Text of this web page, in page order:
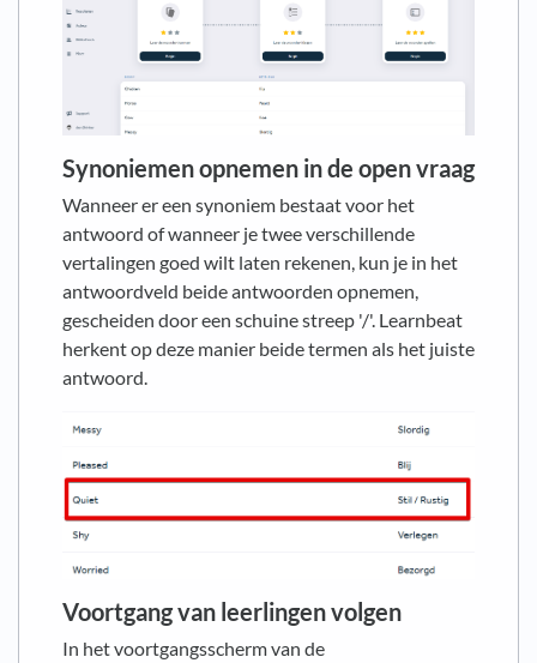
Synoniemen opnemen in de open vraag
Wanneer er een synoniem bestaat voor het
antwoord of wanneer je twee verschillende
vertalingen goed wilt laten rekenen, kun je in het
antwoordveld beide antwoorden opnemen,
gescheiden door een schuine streep '/'. Learnbeat
herkent op deze manier beide termen als het juiste
antwoord.
Voortgang van leerlingen volgen
In het voortgangsscherm van de